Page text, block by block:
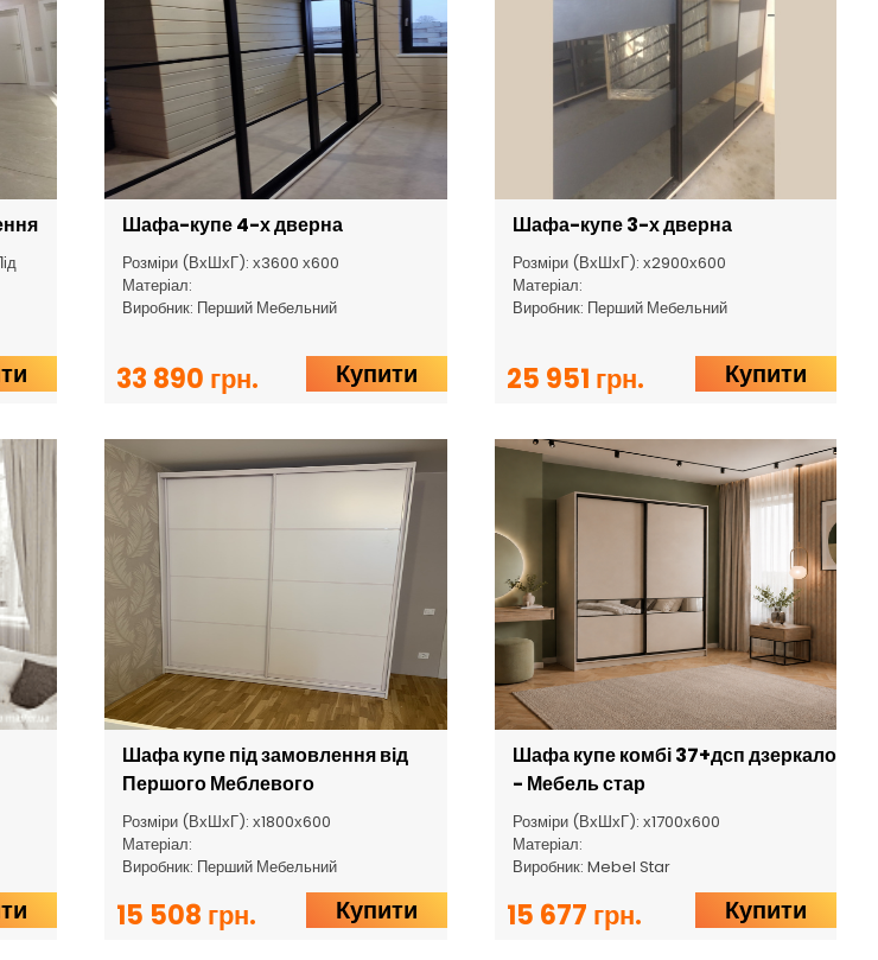
Шафа-купе 4-х дверна
Розміри (ВхШхГ): х3600 х600
Матеріал:
Виробник: Перший Мебельний
33 890 грн. Купити
Шафа-купе 3-х дверна
Розміри (ВхШхГ): х2900х600
Матеріал:
Виробник: Перший Мебельний
25 951 грн. Купити
Шафа купе під замовлення від
Першого Меблевого
Розміри (ВхШхГ): х1800х600
Матеріал:
Виробник: Перший Мебельний
15 508 грн. Купити
Шафа купе комбі 37+дсп дзеркало
- Мебель стар
Розміри (ВхШхГ): х1700х600
Матеріал:
Виробник: Mebel Star
15 677 грн. Купити